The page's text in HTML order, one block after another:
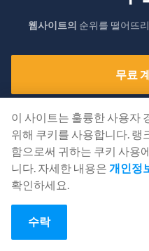
웹사이트의 순위를 떨어뜨
무료
이 사이트는 훌륭한 사용자
위해 쿠키를 사용합니다. 랭
함으로써 귀하는 쿠키 사용
니다. 자세한 내용은 개인정
확인하세요.
수락